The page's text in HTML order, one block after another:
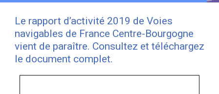
Le rapport d’activité 2019 de Voies
navigables de France Centre-Bourgogne
vient de paraître. Consultez et téléchargez
le document complet.